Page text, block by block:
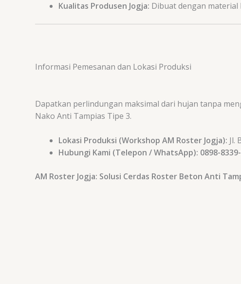
Kualitas Produsen Jogja: Dibuat dengan
Informasi Pemesanan dan Lokasi Produksi
Dapatkan perlindungan maksimal dari hujan tanpa
Nako Anti Tampias Tipe 3.
Lokasi Produksi (Workshop AM Roster Jogja): Jl.
Hubungi Kami (Telepon / WhatsApp): 0898-
AM Roster Jogja: Solusi Cerdas Roster Beton Anti